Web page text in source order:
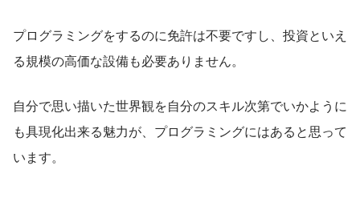
プログラミングをするのに免許は不要ですし、投資といえ
る規模の高価な設備も必要ありません。
自分で思い描いた世界観を自分のスキル次第でいかように
も具現化出来る魅力が、プログラミングにはあると思って
います。